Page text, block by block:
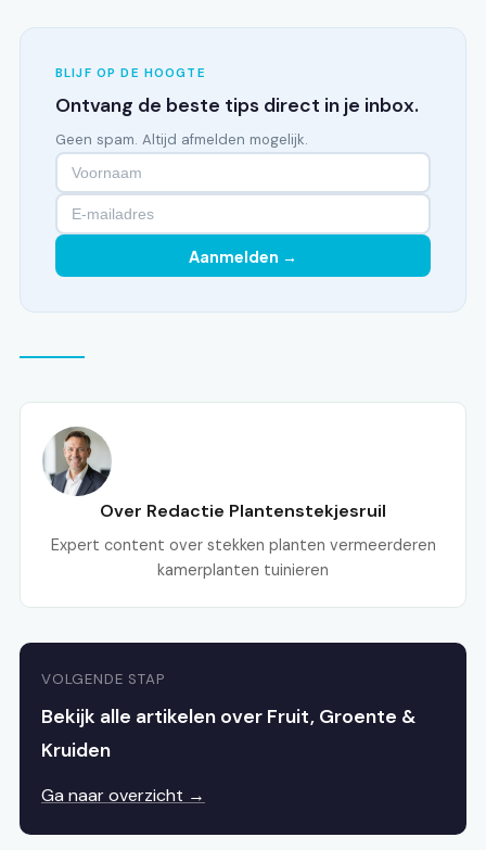
BLIJF OP DE HOOGTE
Ontvang de beste tips direct in je inbox.
Geen spam. Altijd afmelden mogelijk.
Aanmelden →
Over Redactie Plantenstekjesruil
Expert content over stekken planten vermeerderen
kamerplanten tuinieren
VOLGENDE STAP
Bekijk alle artikelen over Fruit, Groente &
Kruiden
Ga naar overzicht →